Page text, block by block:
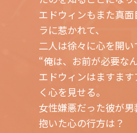
エドウィンもまた真
ラに惹かれて、
二人は徐々に心を開い
“俺は、お前が必要な
エドウィンはますま
く心を見せる。
女性嫌悪だった彼が
抱いた心の行方は？